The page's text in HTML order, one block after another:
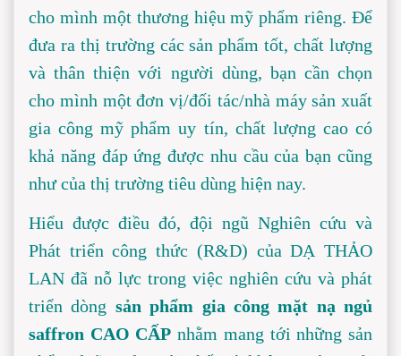
cho mình một thương hiệu mỹ phẩm riêng. Để
đưa ra thị trường các sản phẩm tốt, chất lượng
và thân thiện với người dùng, bạn cần chọn
cho mình một đơn vị/đối tác/nhà máy sản xuất
gia công mỹ phẩm uy tín, chất lượng cao có
khả năng đáp ứng được nhu cầu của bạn cũng
như của thị trường tiêu dùng hiện nay.
Hiểu được điều đó, đội ngũ Nghiên cứu và
Phát triển công thức (R&D) của DẠ THẢO
LAN đã nỗ lực trong việc nghiên cứu và phát
triển dòng sản phẩm gia công mặt nạ ngủ
saffron CAO CẤP nhằm mang tới những sản